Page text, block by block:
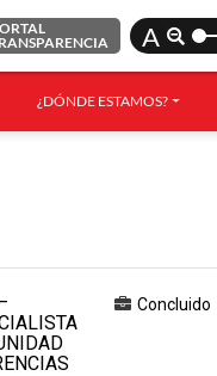
A
¿DÓNDE ESTAMOS?
Concluido